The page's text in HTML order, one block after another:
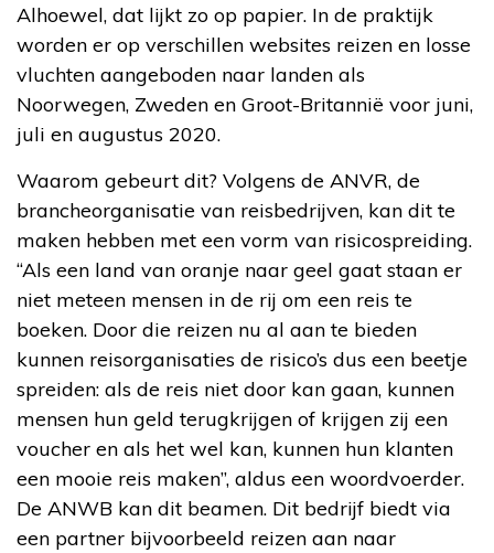
Alhoewel, dat lijkt zo op papier. In de praktijk
worden er op verschillen websites reizen en losse
vluchten aangeboden naar landen als
Noorwegen, Zweden en Groot-Britannië voor juni,
juli en augustus 2020.
Waarom gebeurt dit? Volgens de ANVR, de
brancheorganisatie van reisbedrijven, kan dit te
maken hebben met een vorm van risicospreiding.
“Als een land van oranje naar geel gaat staan er
niet meteen mensen in de rij om een reis te
boeken. Door die reizen nu al aan te bieden
kunnen reisorganisaties de risico’s dus een beetje
spreiden: als de reis niet door kan gaan, kunnen
mensen hun geld terugkrijgen of krijgen zij een
voucher en als het wel kan, kunnen hun klanten
een mooie reis maken”, aldus een woordvoerder.
De ANWB kan dit beamen. Dit bedrijf biedt via
een partner bijvoorbeeld reizen aan naar